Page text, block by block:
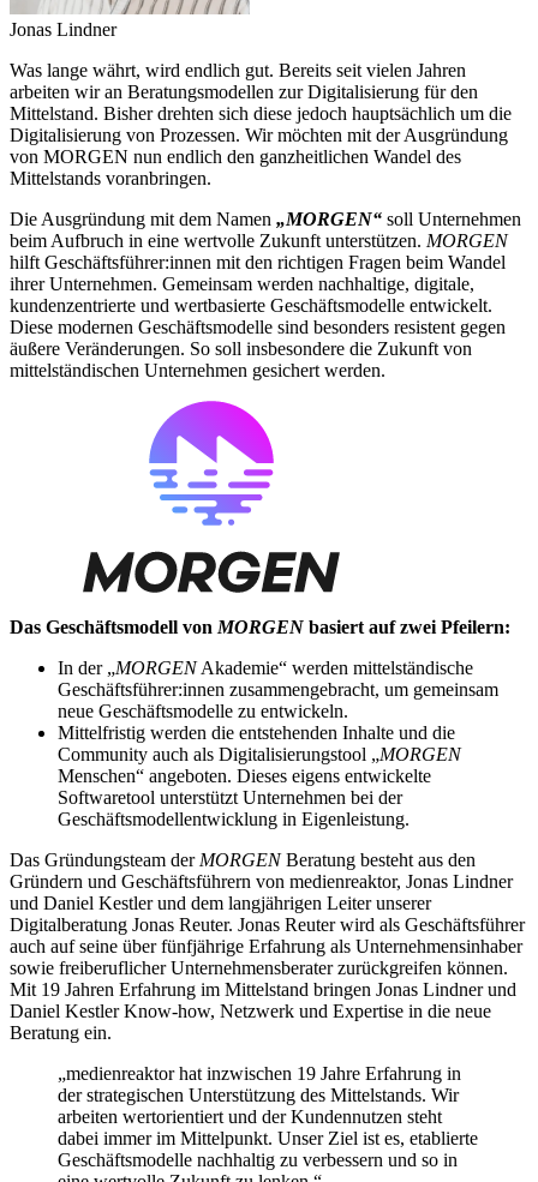
Jonas Lindner
Was lange währt, wird endlich gut. Bereits seit vielen Jahren
arbeiten wir an Beratungsmodellen zur Digitalisierung für den
Mittelstand. Bisher drehten sich diese jedoch hauptsächlich um die
Digitalisierung von Prozessen. Wir möchten mit der Ausgründung
von MORGEN nun endlich den ganzheitlichen Wandel des
Mittelstands voranbringen.
Die Ausgründung mit dem Namen „MORGEN“ soll Unternehmen
beim Aufbruch in eine wertvolle Zukunft unterstützen. MORGEN
hilft Geschäftsführer:innen mit den richtigen Fragen beim Wandel
ihrer Unternehmen. Gemeinsam werden nachhaltige, digitale,
kundenzentrierte und wertbasierte Geschäftsmodelle entwickelt.
Diese modernen Geschäftsmodelle sind besonders resistent gegen
äußere Veränderungen. So soll insbesondere die Zukunft von
mittelständischen Unternehmen gesichert werden.
Das Geschäftsmodell von MORGEN basiert auf zwei Pfeilern:
In der „MORGENAkademie“ werden mittelständische
Geschäftsführer:innen zusammengebracht, um gemeinsam
neue Geschäftsmodelle zu entwickeln.
Mittelfristig werden die entstehenden Inhalte und die
Community auch als Digitalisierungstool „MORGEN
Menschen“ angeboten. Dieses eigens entwickelte
Softwaretool unterstützt Unternehmen bei der
Geschäftsmodellentwicklung in Eigenleistung.
Das Gründungsteam der MORGENBeratung besteht aus den
Gründern und Geschäftsführern von medienreaktor, Jonas Lindner
und Daniel Kestler und dem langjährigen Leiter unserer
Digitalberatung Jonas Reuter. Jonas Reuter wird als Geschäftsführer
auch auf seine über fünfjährige Erfahrung als Unternehmensinhaber
sowie freiberuflicher Unternehmensberater zurückgreifen können.
Mit 19 Jahren Erfahrung im Mittelstand bringen Jonas Lindner und
Daniel Kestler Know-how, Netzwerk und Expertise in die neue
Beratung ein.
„medienreaktor hat inzwischen 19 Jahre Erfahrung in
der strategischen Unterstützung des Mittelstands. Wir
arbeiten wertorientiert und der Kundennutzen steht
dabei immer im Mittelpunkt. Unser Ziel ist es, etablierte
Geschäftsmodelle nachhaltig zu verbessern und so in